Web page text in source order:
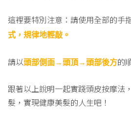
這裡要特別注意：請使用全部的手
式，規律地輕敲。
請以頭部側面→頭頂→頭部後方的
跟著以上說明一起實踐頭皮按摩法
髮，實現健康美髮的人生吧！